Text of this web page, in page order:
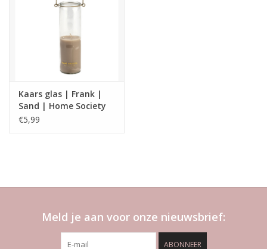
Kaars glas | Frank |
Sand | Home Society
€5,99
Meld je aan voor onze nieuwsbrief:
ABONNEER